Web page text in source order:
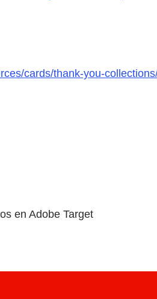
cards/thank-you-
en Adobe Target